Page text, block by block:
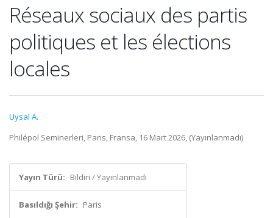
Réseaux sociaux des partis
politiques et les élections
locales
Uysal A.
Philépol Seminerleri, Paris, Fransa, 16 Mart 2026, (Yayınlanmadı)
Yayın Türü: Bildiri / Yayınlanmadı
Basıldığı Şehir: Paris